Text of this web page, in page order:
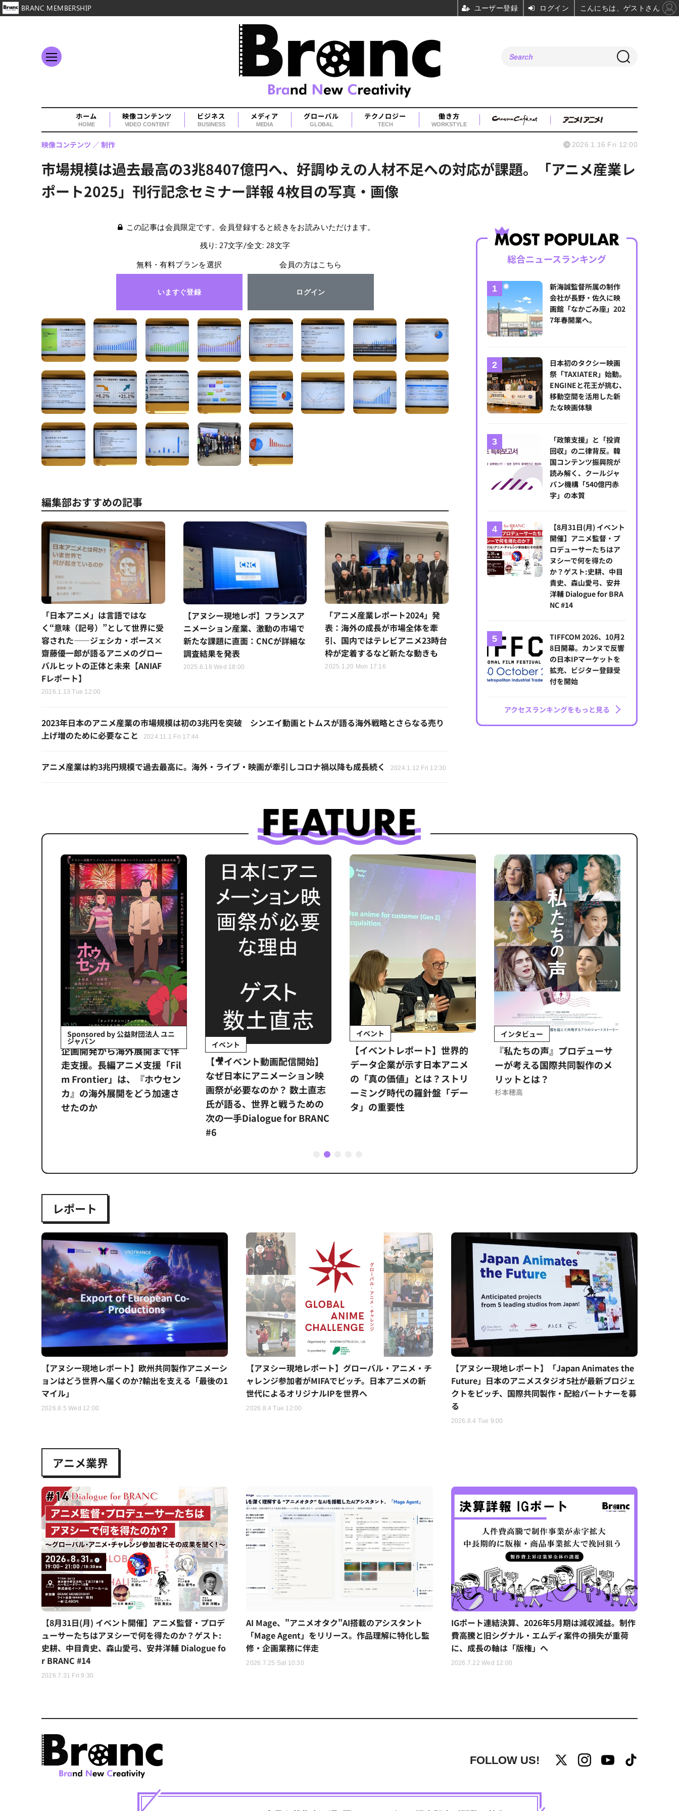
ホーム
HOME
映像コンテンツ
VIDEO CONTENT
ビジネス
BUSINESS
メディア
MEDIA
グローバル
GLOBAL
テクノロジー
TECH
働き方
WORKSTYLE
市場規模は過去最高の3兆8407億円へ、好調ゆえの人材不足への対応が課題。「アニメ産業レ
ポート2025」刊行記念セミナー詳報 4枚目の写真・画像
映像コンテンツ 制作 2026.1.16 Fri 12:00
この記事は会員限定です。会員登録すると続きをお読みいただけます。
残り: 27文字/全文: 28文字
無料・有料プランを選択
いますぐ登録
会員の方はこちら
ログイン
編集部おすすめの記事
「日本アニメ」は言語ではな
く“意味（記号）”として世界に受
容された――ジェシカ・ポース×
齋藤優一郎が語るアニメのグロー
バルヒットの正体と未来【ANIAF
Fレポート】
2026.1.13 Tue 12:00
【アヌシー現地レポ】フランスア
ニメーション産業、激動の市場で
新たな課題に直面：CNCが詳細な
調査結果を発表
2025.6.18 Wed 18:00
「アニメ産業レポート2024」発
表：海外の成長が市場全体を牽
引、国内ではテレビアニメ23時台
枠が定着するなど新たな動きも
2025.1.20 Mon 17:16
2023年日本のアニメ産業の市場規模は初の3兆円を突破 シンエイ動画とトムスが語る海外戦略とさらなる売り
上げ増のために必要なこと
2024.11.1 Fri 17:44
アニメ産業は約3兆円規模で過去最高に。海外・ライブ・映画が牽引しコロナ禍以降も成長続く 2024.1.12 Fri 12:30
総合ニュースランキング
新海誠監督所属の制作
会社が長野・佐久に映
画館「なかごみ座」202
7年春開業へ。
日本初のタクシー映画
祭「TAXIATER」始動。
ENGINEと花王が挑む、
移動空間を活用した新
たな映画体験
「政策支援」と「投資
回収」の二律背反。韓
国コンテンツ振興院が
読み解く、クールジャ
パン機構「540億円赤
字」の本質
【8月31日(月) イベント
開催】アニメ監督・プ
ロデューサーたちはア
ヌシーで何を得たの
か？ゲスト:史耕、中目
貴史、森山愛弓、安井
洋輔 Dialogue for BRA
NC #14
TIFFCOM 2026、10月2
8日開幕。カンヌで反響
の日本IPマーケットを
拡充、ビジター登録受
付を開始
アクセスランキングをもっと見る
Sponsored by 公益財団法人 ユニ
ジャパン
企画開発から海外展開まで伴
走支援。長編アニメ支援「Fil
m Frontier」は、『ホウセン
カ』の海外展開をどう加速さ
せたのか
イベント
【🎥イベント動画配信開始】
なぜ日本にアニメーション映
画祭が必要なのか？ 数土直志
氏が語る、世界と戦うための
次の一手Dialogue for BRANC
#6
イベント
【イベントレポート】世界的
データ企業が示す日本アニメ
の「真の価値」とは？ストリ
ーミング時代の羅針盤「デー
タ」の重要性
インタビュー
『私たちの声』プロデューサ
ーが考える国際共同製作のメ
リットとは？
杉本穂高
1 2
レポート
【アヌシー現地レポート】欧州共同製作アニメーシ
ョンはどう世界へ届くのか?輸出を支える「最後の1
マイル」
2026.8.5 Wed 12:00
【アヌシー現地レポート】グローバル・アニメ・チ
ャレンジ参加者がMIFAでピッチ。日本アニメの新
世代によるオリジナルIPを世界へ
2026.8.4 Tue 12:00
【アヌシー現地レポート】「Japan Animates the
Future」日本のアニメスタジオ5社が最新プロジェ
クトをピッチ、国際共同製作・配給パートナーを募
る
2026.8.4 Tue 9:00
アニメ業界
【8月31日(月) イベント開催】アニメ監督・プロデ
ューサーたちはアヌシーで何を得たのか？ゲスト:
史耕、中目貴史、森山愛弓、安井洋輔 Dialogue fo
r BRANC #14
2026.7.31 Fri 9:30
AI Mage、"アニメオタク"AI搭載のアシスタント
「Mage Agent」をリリース。作品理解に特化し監
修・企画業務に伴走
2026.7.25 Sat 10:30
IGポート連結決算、2026年5月期は減収減益。制作
費高騰と旧シグナル・エムディ案件の損失が重荷
に、成長の軸は「版権」へ
2026.7.22 Wed 12:00
FOLLOW US!
BRANC MEMBERSHIP ユーザー登録 ログイン こんにちは、ゲストさん